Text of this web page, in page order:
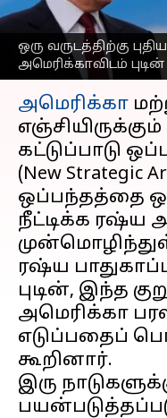
ஒரு வருடத்திற்கு
அமெரிக்காவிடம்
எழுதியவர் Sekar
செய்தி முன்னோட்டம்
அமெரிக்கா
கட்டுப்பாடு
(New Strategic
ஒப்பந்தத்தை
நீட்டிக்க ரஷ்ய
ரஷ்ய
புடின், இந்த
அமெரிக்கா
எடுப்பதைப்
கூறினார்.
இரு